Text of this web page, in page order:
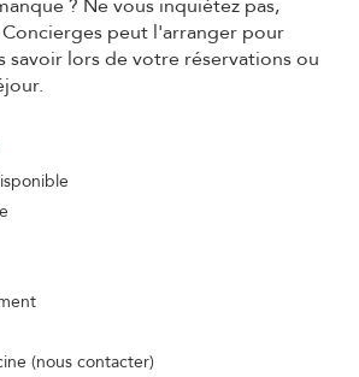
? Ne vous inquiétez pas,
peut l'arranger pour
savoir lors de votre réservations ou
(nous contacter)